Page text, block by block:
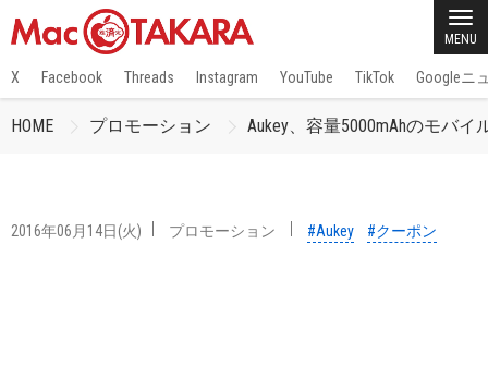
MENU
X Facebook Threads Instagram YouTube TikTok Googleニ
HOME プロモーション Aukey、容量5000mAhのモバ
2016年06月14日(火) プロモーション #Aukey #クーポン